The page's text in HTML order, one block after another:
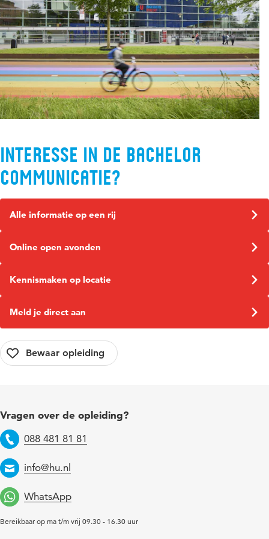
Interesse in de bachelor
Communicatie?
Alle informatie op een rij
Online open avonden
Kennismaken op locatie
Meld je direct aan
Vragen over de opleiding?
Telefoon
088 481 81 81
Email
info@hu.nl
WhatsApp
Bereikbaar op ma t/m vrij 09.30 - 16.30 uur